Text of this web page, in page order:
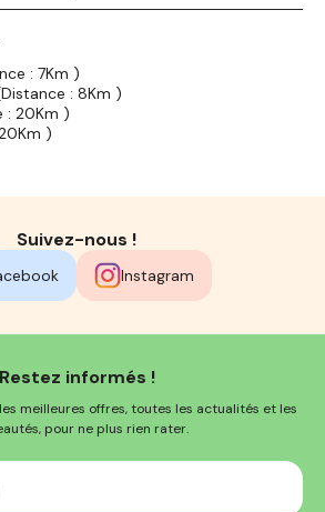
: 7Km )
: 8Km )
: 20Km )
)
Suivez-nous !
Instagram
Restez informés !
meilleures offres, toutes les actualités et les
pour ne plus rien rater.